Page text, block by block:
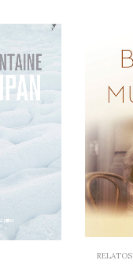
RELATOS